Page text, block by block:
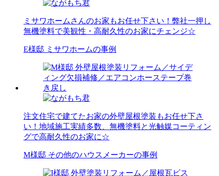
ミサワホームさんのお家もお任せ下さい！弊社一押し
無機塗料で美観性・高耐久性のお家にチェンジ☆
E様邸 ミサワホームの事例
注文住宅で建てたお家の外壁屋根塗装もお任せ下さ
い！地域施工実績多数、無機塗料と光触媒コーティン
グで高耐久性のお家に☆
M様邸 その他のハウスメーカーの事例